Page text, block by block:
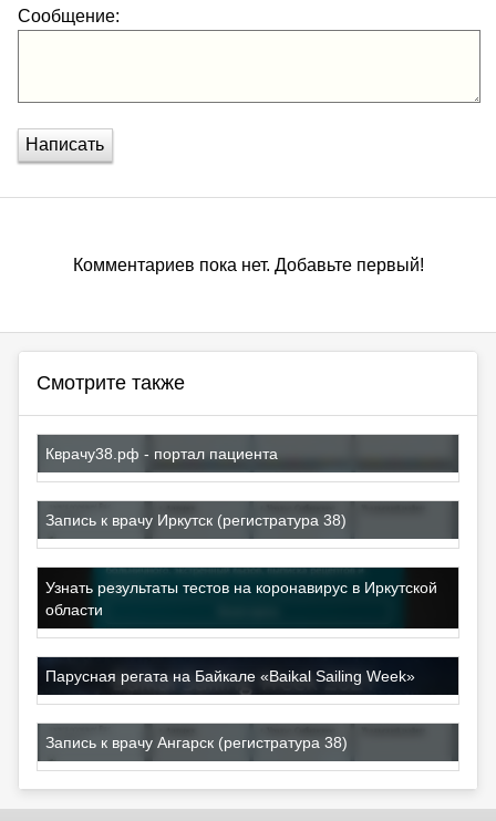
Сообщение:
Написать
Комментариев пока нет. Добавьте первый!
Смотрите также
Кврачу38.рф - портал пациента
Запись к врачу Иркутск (регистратура 38)
Узнать результаты тестов на коронавирус в Иркутской
области
Парусная регата на Байкале «Baikal Sailing Week»
Запись к врачу Ангарск (регистратура 38)